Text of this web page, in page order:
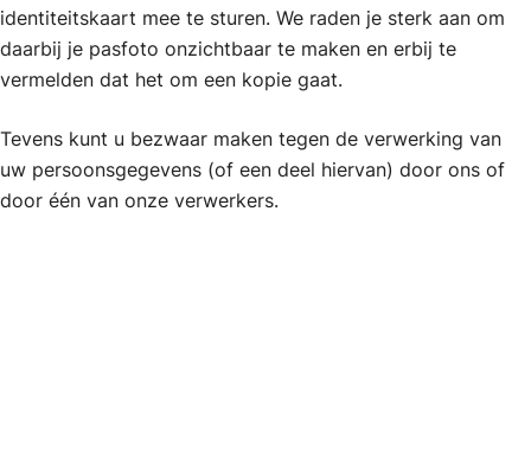
identiteitskaart mee te sturen. We raden je sterk aan om
daarbij je pasfoto onzichtbaar te maken en erbij te
vermelden dat het om een kopie gaat.
Tevens kunt u bezwaar maken tegen de verwerking van
uw persoonsgegevens (of een deel hiervan) door ons of
door één van onze verwerkers.